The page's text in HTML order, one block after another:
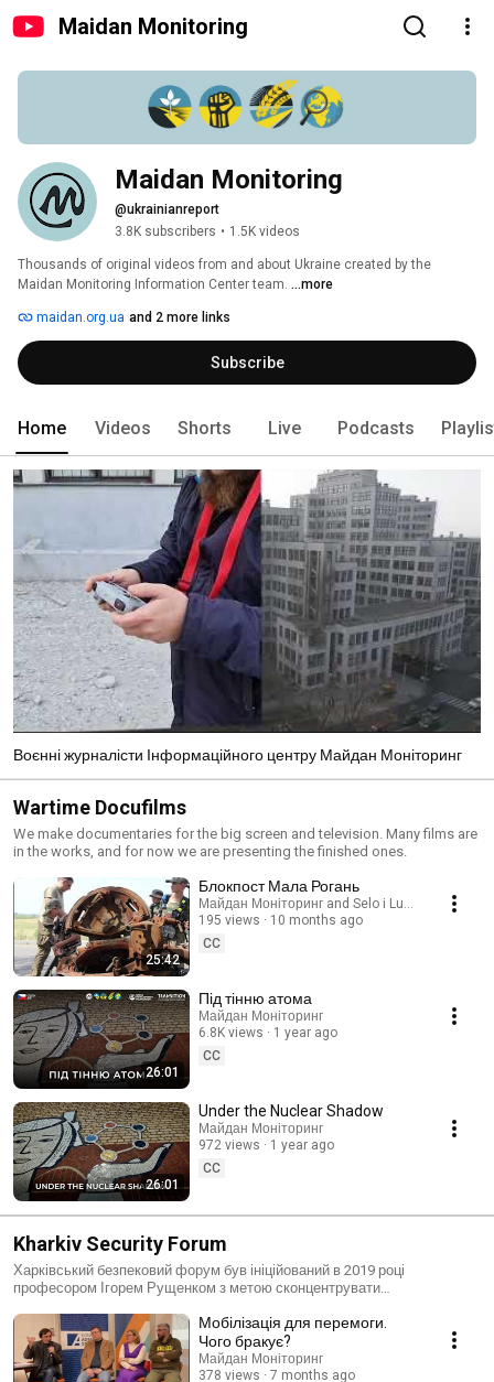
Maidan Monitoring
Maidan Monitoring
@ukrainianreport
3.8K subscribers • 1.5K videos
Thousands of original videos from and about Ukraine created by the
Maidan Monitoring Information Center team. ...more
maidan.org.ua and 2 more links
Subscribe
Home Videos Shorts Live Podcasts
Воєнні журналісти Інформаційного центру Майдан Моніторинг
Wartime Docufilms
We make documentaries for the big screen and television. Many films are
in the works, and for now we are presenting the finished ones.
25:42
Блокпост Мала Рогань
Майдан Моніторинг and Selo i Ludy - Село і
195 views
10 months ago
CC
26:01
Під тінню атома
Майдан Моніторинг
6.8K views
1 year ago
CC
26:01
Under the Nuclear Shadow
Майдан Моніторинг
972 views
1 year ago
CC
Kharkiv Security Forum
Харківський безпековий форум був ініційований в 2019 році
професором Ігорем Рущенком з метою сконцентрувати
експертів на завданнях посилення національної безпеки та пошуку
відповідей на гібридні загрози. Ініціатива була підхоплена
регіональним відділенням Фонду Конрада Аденауера та
Інформаційним центром «Майдан Моніторинг», що надало проекту
Мобілізація для перемоги.
Чого бракує?
Майдан Моніторинг
378 views
7 months ago